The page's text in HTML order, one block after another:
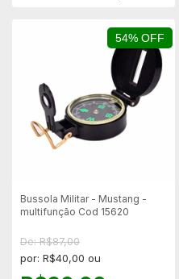
54% OFF
Bussola Militar - Mustang -
multifunção Cod 15620
De: R$87,00
por: R$40,00 ou